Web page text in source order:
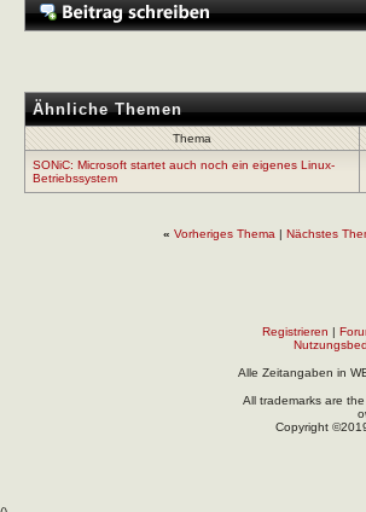
Ähnliche Themen
Thema
SONiC: Microsoft startet auch noch ein eigenes Linux-
Betriebssystem
« Vorheriges Thema | Nächstes
Registrieren |
Alle Zeitangaben in
All trademarks are
Copyright